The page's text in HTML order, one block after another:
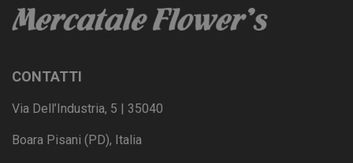
CONTATTI
Via Dell’Industria, 5 | 35040
Boara Pisani (PD), Italia